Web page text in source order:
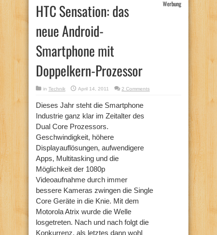
HTC Sensation: das
neue Android-
Smartphone mit
Doppelkern-Prozessor
Werbung
in Technik April 14, 2011 2 Comments
Dieses Jahr steht die Smartphone
Industrie ganz klar im Zeitalter des
Dual Core Prozessors.
Geschwindigkeit, höhere
Displayauflösungen, aufwendigere
Apps, Multitasking und die
Möglichkeit der 1080p
Videoaufnahme durch immer
bessere Kameras zwingen die Single
Core Geräte in die Knie. Mit dem
Motorola Atrix wurde die Welle
losgetreten. Nach und nach folgt die
Konkurrenz, als letztes dann wohl